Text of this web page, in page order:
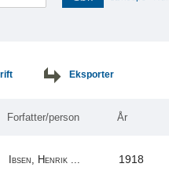
Eksporter
Forfatter/person År
Ibsen, Henrik ... 1918